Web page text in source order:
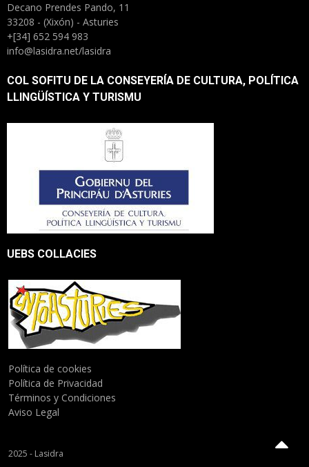
Decano Prendes Pando, 11
33208 - (Xixón) - Asturies
+[34] 652 594 983
info@lasidra.net/lasidra
COL SOFITU DE LA CONSEYERÍA DE CULTURA, POLÍTICA
LLINGÜÍSTICA Y TURISMU
UEBS COLLACIES
Política de cookies
Política de Privacidad
Términos y Condiciones
Aviso Legal
2025 - Lasidra